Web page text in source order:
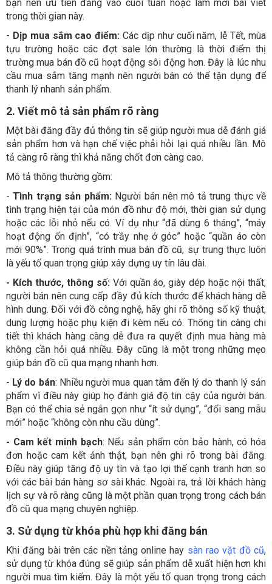
bạn nên ưu tiên đăng vào cuối tuần hoặc làm mới bài viết
trong thời gian này.
- Dịp mua sắm cao điểm:Các dịp như cuối năm, lễ Tết, mùa
tựu trường hoặc các đợt sale lớn thường là thời điểm thị
trường mua bán đồ cũ hoạt động sôi động hơn. Đây là lúc nhu
cầu mua sắm tăng mạnh nên người bán có thể tận dụng để
thanh lý nhanh sản phẩm.
2. Viết mô tả sản phẩm rõ ràng
Một bài đăng đầy đủ thông tin sẽ giúp người mua dễ đánh giá
sản phẩm hơn và hạn chế việc phải hỏi lại quá nhiều lần. Mô
tả càng rõ ràng thì khả năng chốt đơn càng cao.
Mô tả thông thường gồm:
-Tình trạng sản phẩm: Người bán nên mô tả trung thực về
tình trạng hiện tại của món đồ như độ mới, thời gian sử dụng
hoặc các lỗi nhỏ nếu có. Ví dụ như “đã dùng 6 tháng”, “máy
hoạt động ổn định”, “có trầy nhẹ ở góc” hoặc “quần áo còn
mới 90%”. Trong quá trình mua bán đồ cũ, sự trung thực luôn
là yếu tố quan trọng giúp xây dựng uy tín lâu dài.
- Kích thước, thông số:Với quần áo, giày dép hoặc nội thất,
người bán nên cung cấp đầy đủ kích thước để khách hàng dễ
hình dung. Đối với đồ công nghệ, hãy ghi rõ thông số kỹ thuật,
dung lượng hoặc phụ kiện đi kèm nếu có. Thông tin càng chi
tiết thì khách hàng càng dễ đưa ra quyết định mua hàng mà
không cần hỏi quá nhiều. Đây cũng là một trong những mẹo
giúp bán đồ cũ qua mạng nhanh hơn.
- Lý do bán: Nhiều người mua quan tâm đến lý do thanh lý sản
phẩm vì điều này giúp họ đánh giá độ tin cậy của người bán.
Bạn có thể chia sẻ ngắn gọn như “ít sử dụng”, “đổi sang mẫu
mới” hoặc “không còn nhu cầu dùng”.
- Cam kết minh bạch: Nếu sản phẩm còn bảo hành, có hóa
đơn hoặc cam kết ảnh thật, bạn nên ghi rõ trong bài đăng.
Điều này giúp tăng độ uy tín và tạo lợi thế cạnh tranh hơn so
với các bài bán hàng sơ sài khác. Ngoài ra, trả lời khách hàng
lịch sự và rõ ràng cũng là một phần quan trọng trong cách bán
đồ cũ qua mạng chuyên nghiệp.
3. Sử dụng từ khóa phù hợp khi đăng bán
Khi đăng bài trên các nền tảng online hay sàn rao vặt đồ cũ,
sử dụng từ khóa đúng sẽ giúp sản phẩm dễ xuất hiện hơn khi
người mua tìm kiếm. Đây là một yếu tố quan trọng trong cách